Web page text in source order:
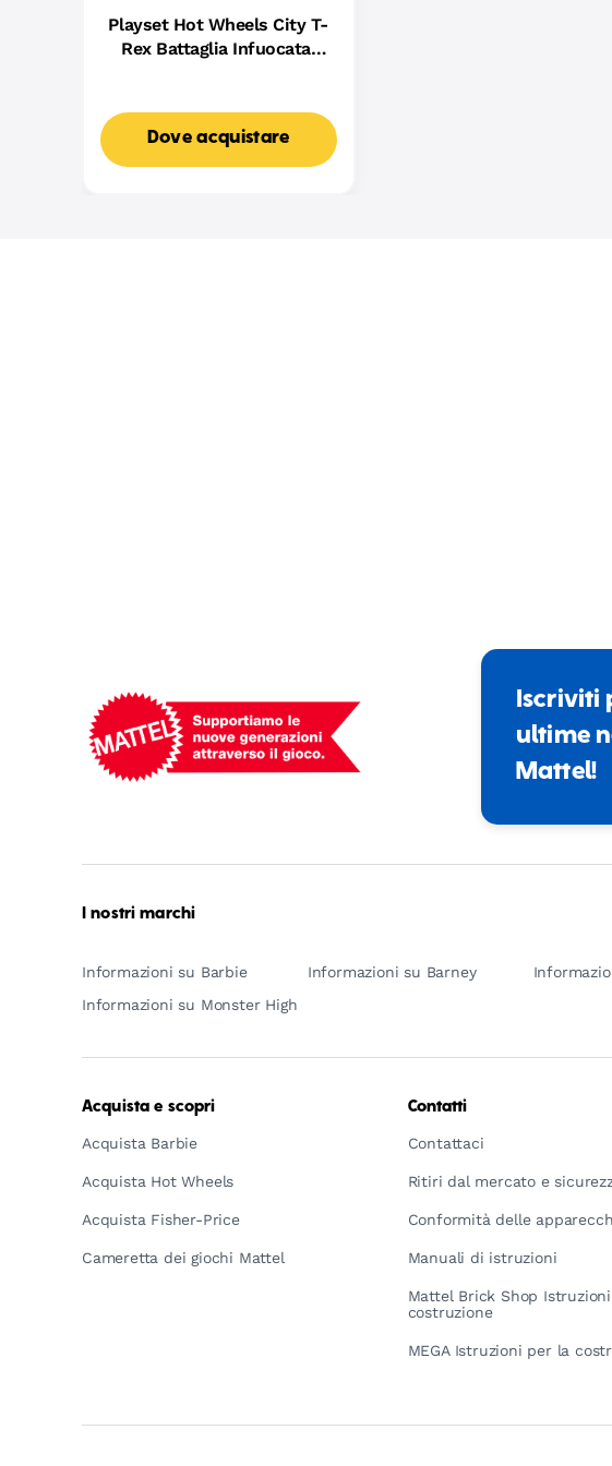
Playset Hot Wheels City T-
Rex Battaglia Infuocata,
Dove acquistare
Iscriviti
ultime
Mattel!
I nostri marchi
Informazioni su Barbie Informazioni su Barney
Informazioni su Monster High
Acquista e scopri
Acquista Barbie
Acquista Hot Wheels
Acquista Fisher-Price
Cameretta dei giochi Mattel
Contatti
Contattaci
Ritiri dal mercato e
Conformità delle
Manuali di istruzioni
Mattel Brick Shop
costruzione
MEGA Istruzioni per la